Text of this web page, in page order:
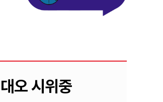
오 시위중